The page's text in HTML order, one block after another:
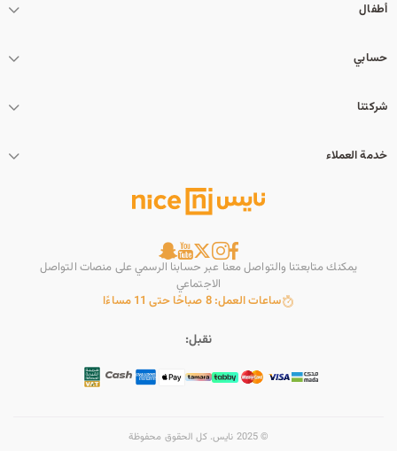
أطفال
حسابي
شركتنا
خدمة العملاء
يمكنك متابعتنا والتواصل معنا عبر حسابنا الرسمي على منصات التواصل
الاجتماعي
ساعات العمل: 8 صباحًا حتى 11 مساءًا
نقبل:
© 2025 نايس. كل الحقوق محفوظة